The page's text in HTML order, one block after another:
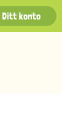
Ditt konto